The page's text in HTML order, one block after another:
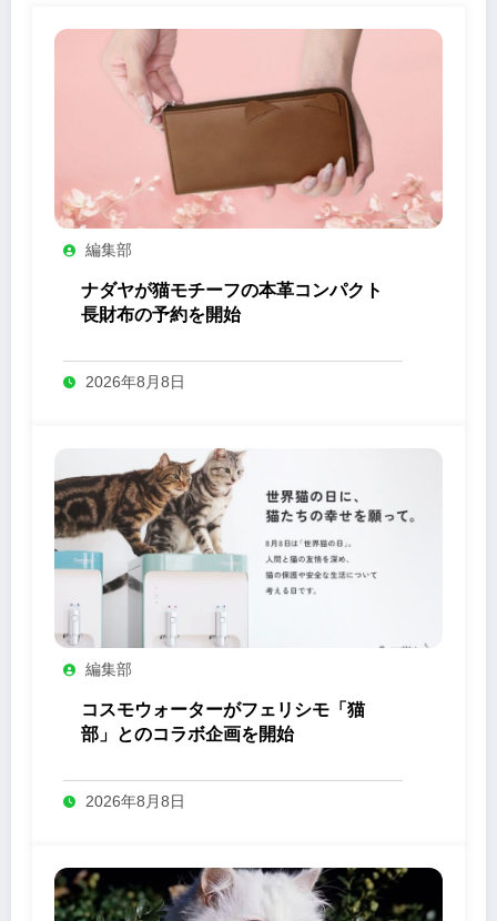
編集部
ナダヤが猫モチーフの本革コンパクト
長財布の予約を開始
2026年8月8日
編集部
コスモウォーターがフェリシモ「猫
部」とのコラボ企画を開始
2026年8月8日